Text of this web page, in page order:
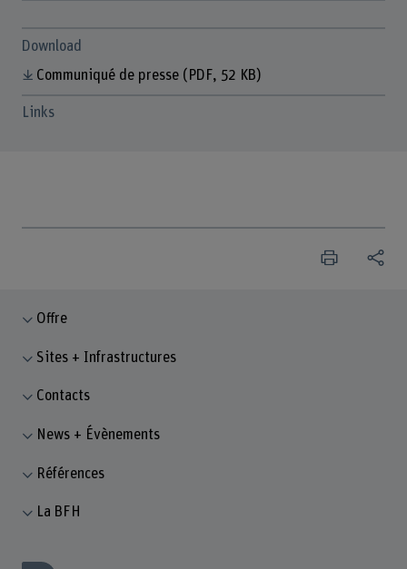
Download
Communiqué de presse (PDF, 52 KB)
Links
Offre
Sites + Infrastructures
Contacts
News + Évènements
Références
La BFH